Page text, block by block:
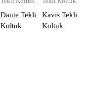
Dante Tekli
Koltuk
Kavis Tekli
Koltuk